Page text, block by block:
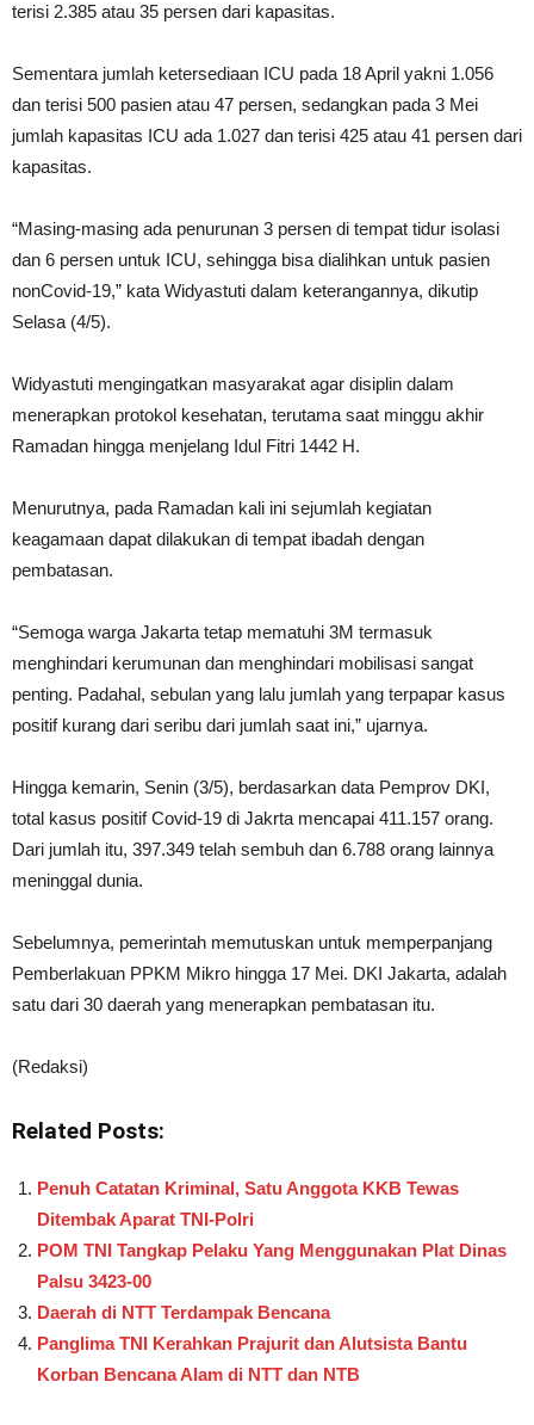
terisi 2.385 atau 35 persen dari kapasitas.
Sementara jumlah ketersediaan ICU pada 18 April yakni 1.056
dan terisi 500 pasien atau 47 persen, sedangkan pada 3 Mei
jumlah kapasitas ICU ada 1.027 dan terisi 425 atau 41 persen dari
kapasitas.
“Masing-masing ada penurunan 3 persen di tempat tidur isolasi
dan 6 persen untuk ICU, sehingga bisa dialihkan untuk pasien
nonCovid-19,” kata Widyastuti dalam keterangannya, dikutip
Selasa (4/5).
Widyastuti mengingatkan masyarakat agar disiplin dalam
menerapkan protokol kesehatan, terutama saat minggu akhir
Ramadan hingga menjelang Idul Fitri 1442 H.
Menurutnya, pada Ramadan kali ini sejumlah kegiatan
keagamaan dapat dilakukan di tempat ibadah dengan
pembatasan.
“Semoga warga Jakarta tetap mematuhi 3M termasuk
menghindari kerumunan dan menghindari mobilisasi sangat
penting. Padahal, sebulan yang lalu jumlah yang terpapar kasus
positif kurang dari seribu dari jumlah saat ini,” ujarnya.
Hingga kemarin, Senin (3/5), berdasarkan data Pemprov DKI,
total kasus positif Covid-19 di Jakrta mencapai 411.157 orang.
Dari jumlah itu, 397.349 telah sembuh dan 6.788 orang lainnya
meninggal dunia.
Sebelumnya, pemerintah memutuskan untuk memperpanjang
Pemberlakuan PPKM Mikro hingga 17 Mei. DKI Jakarta, adalah
satu dari 30 daerah yang menerapkan pembatasan itu.
(Redaksi)
Related Posts:
Penuh Catatan Kriminal, Satu Anggota KKB Tewas
Ditembak Aparat TNI-Polri
POM TNI Tangkap Pelaku Yang Menggunakan Plat Dinas
Palsu 3423-00
Daerah di NTT Terdampak Bencana
Panglima TNI Kerahkan Prajurit dan Alutsista Bantu
Korban Bencana Alam di NTT dan NTB